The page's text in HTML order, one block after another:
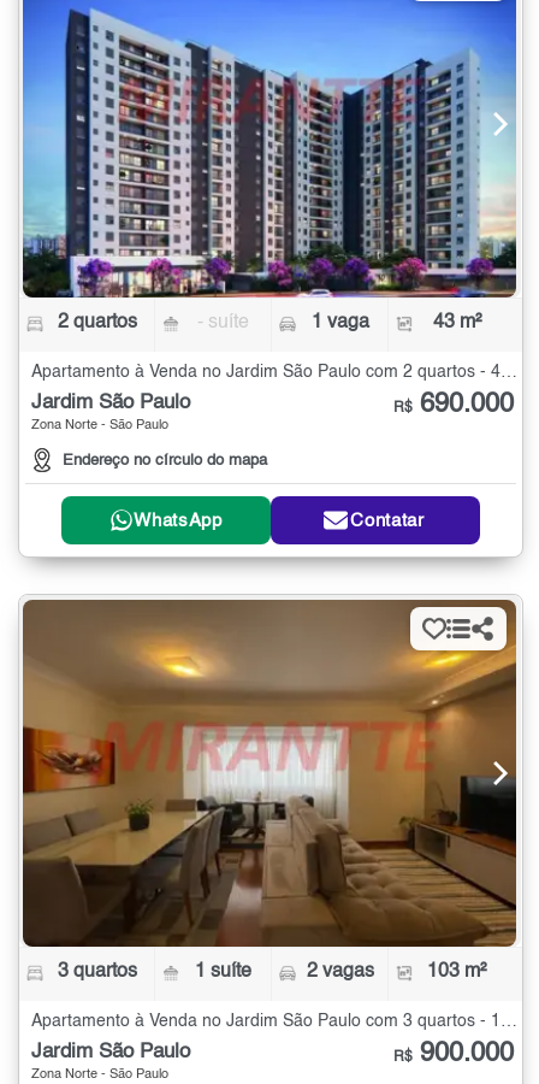
2 quartos - suíte 1 vaga 43 m²
Apartamento à Venda no Jardim São Paulo com 2 quartos - 43 m²
Jardim São Paulo
Zona Norte - São Paulo
Endereço no círculo do mapa
R$ 690.000
WhatsApp Contatar
3 quartos 1 suíte 2 vagas 103 m²
Apartamento à Venda no Jardim São Paulo com 3 quartos - 103 m²
Jardim São Paulo
Zona Norte - São Paulo
R$ 900.000